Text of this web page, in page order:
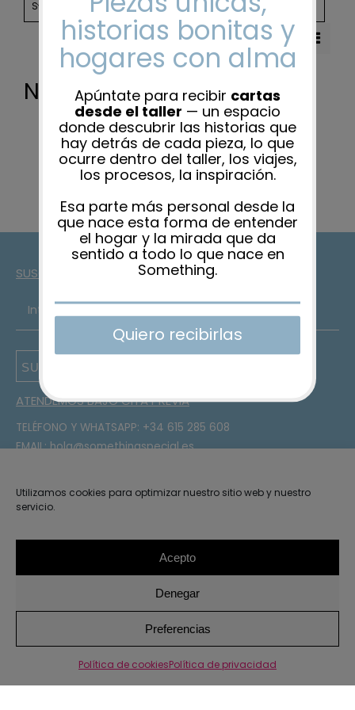
Utilizamos cookies para optimizar nuestro sitio web y nuestro
servicio.
Acepto
Denegar
Preferencias
Política de cookiesPolítica de privacidad
Sort by CATEGORIES
Nada encontrado
SUSCRÍBETE A LA NEWSLETTER
SUSCRIBIRSE
ATENDEMOS BAJO CITA PREVIA
TELÉFONO Y WHATSAPP: +34 615 285 608
EMAIL:hola@somethingspecial.es
Contacto
Condiciones de compra
2026 · Something Special ·Aviso legal y privacidad
de privacidad